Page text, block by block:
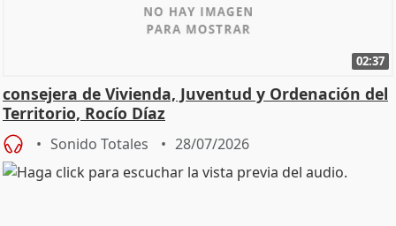
02:37
consejera de Vivienda, Juventud y Ordenación del
Territorio, Rocío Díaz
Sonido Totales 28/07/2026